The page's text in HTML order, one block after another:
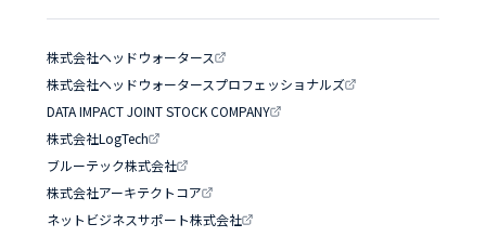
株式会社ヘッドウォータース
株式会社ヘッドウォータースプロフェッショナルズ
DATA IMPACT JOINT STOCK COMPANY
株式会社LogTech
ブルーテック株式会社
株式会社アーキテクトコア
ネットビジネスサポート株式会社